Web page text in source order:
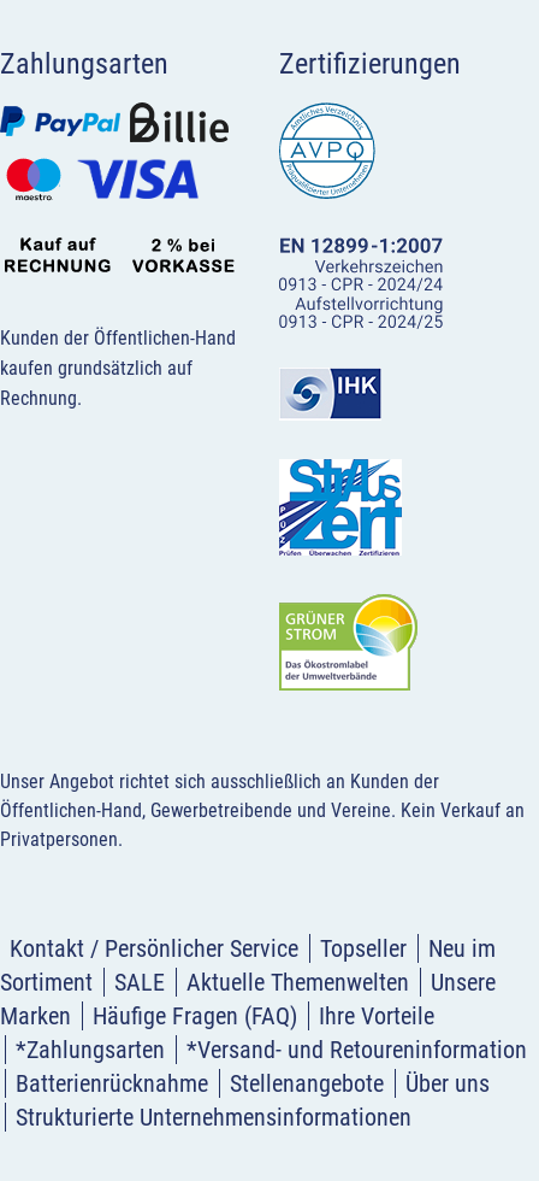
Zahlungsarten
Kunden der Öffentlichen-Hand
kaufen grundsätzlich auf
Rechnung.
Zertifizierungen
Unser Angebot richtet sich ausschließlich an Kunden der
Öffentlichen-Hand, Gewerbetreibende und Vereine. Kein Verkauf an
Privatpersonen.
Kontakt / Persönlicher Service Topseller
Neu im
Sortiment
SALE Aktuelle Themenwelten
Unsere
Marken
Häufige Fragen (FAQ)
Ihre Vorteile
*Zahlungsarten
*Versand- und Retoureninformation
Batterienrücknahme
Stellenangebote
Über uns
Strukturierte Unternehmensinformationen